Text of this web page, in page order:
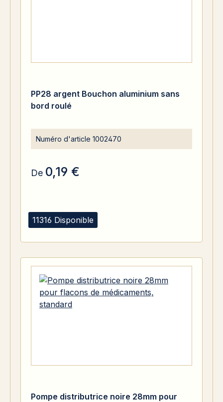
11316 Disponible
PP28 argent Bouchon aluminium sans
bord roulé
Numéro d'article 1002470
De 0,19 €
Pompe distributrice noire 28mm pour